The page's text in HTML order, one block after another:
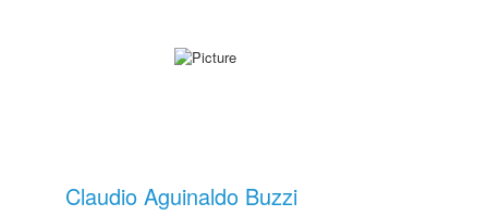
Claudio Aguinaldo Buzzi